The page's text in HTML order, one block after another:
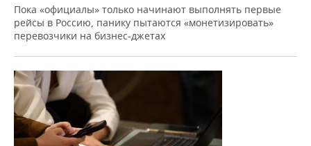
Пока «официалы» только начинают выполнять первые
рейсы в Россию, панику пытаются «монетизировать»
перевозчики на бизнес-джетах